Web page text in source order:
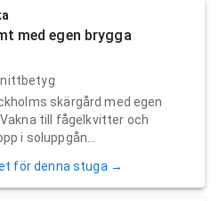
med egen brygga
skärgård med egen
till fågelkvitter och
i soluppgån...
för denna stuga →